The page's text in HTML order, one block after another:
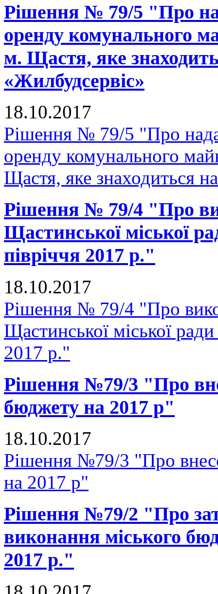
Рішення № 79/5 "Про
оренду комунального
м. Щастя, яке
«Жилбудсервіс»
18.10.2017
Рішення № 79/5 "Про
оренду комунального
Щастя, яке знаходиться
Рішення № 79/4 "Про
Щастинської міської
півріччя 2017 р."
18.10.2017
Рішення № 79/4 "Про
Щастинської міської
2017 р."
Рішення №79/3 "Про
бюджету на 2017 р"
18.10.2017
Рішення №79/3 "Про
на 2017 р"
Рішення №79/2 "Про
виконання міського
2017 р."